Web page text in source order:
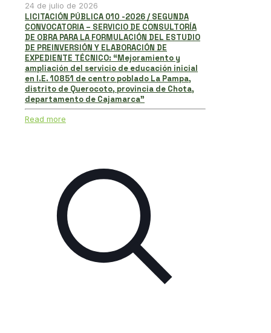
24 de julio de 2026
LICITACIÓN PÚBLICA 010 -2026 / SEGUNDA
CONVOCATORIA – SERVICIO DE CONSULTORÍA
DE OBRA PARA LA FORMULACIÓN DEL ESTUDIO
DE PREINVERSIÓN Y ELABORACIÓN DE
EXPEDIENTE TÉCNICO: “Mejoramiento y
ampliación del servicio de educación inicial
en I.E. 10851 de centro poblado La Pampa,
distrito de Querocoto, provincia de Chota,
departamento de Cajamarca”
Read more